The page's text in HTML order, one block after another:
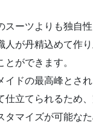
スーツよりも独自
人が丹精込めて作
ができます。
イドの最高峰とさ
仕立てられるため
タマイズが可能な